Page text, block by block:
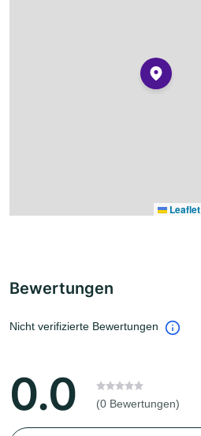
Leaflet
Bewertungen
Nicht verifizierte Bewertungen
0.0 (0 Bewertungen)